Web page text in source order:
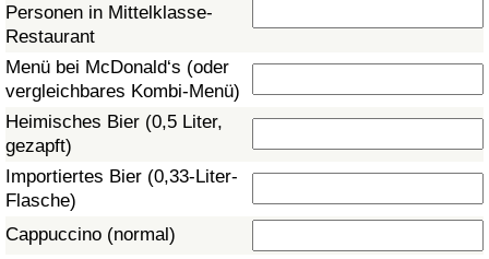
Personen in Mittelklasse-
Restaurant
Menü bei McDonald‘s (oder
vergleichbares Kombi-Menü)
Heimisches Bier (0,5 Liter,
gezapft)
Importiertes Bier (0,33-Liter-
Flasche)
Cappuccino (normal)
Umweltverschmutzung
Umweltverschmutzungs-Index (aktuell)
Verschmutzungsindex
Umweltverschmutzungs-Index nach Land